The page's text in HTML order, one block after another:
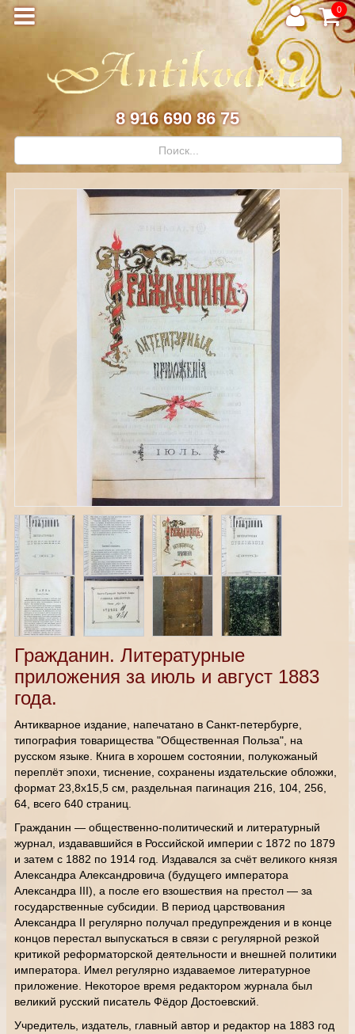
0
8 916 690 86 75
Гражданин. Литературные
приложения за июль и август 1883
года.
Антикварное издание, напечатано в Санкт-петербурге,
типография товарищества "Общественная Польза", на
русском языке. Книга в хорошем состоянии, полукожаный
переплёт эпохи, тиснение, сохранены издательские обложки,
формат 23,8х15,5 см, раздельная пагинация 216, 104, 256,
64, всего 640 страниц.
Гражданин — общественно-политический и литературный
журнал, издававшийся в Российской империи с 1872 по 1879
и затем с 1882 по 1914 год. Издавался за счёт великого князя
Александра Александровича (будущего императора
Александра III), а после его взошествия на престол — за
государственные субсидии. В период царствования
Александра II регулярно получал предупреждения и в конце
концов перестал выпускаться в связи с регулярной резкой
критикой реформаторской деятельности и внешней политики
императора. Имел регулярно издаваемое литературное
приложение. Некоторое время редактором журнала был
великий русский писатель Фёдор Достоевский.
Учредитель, издатель, главный автор и редактор на 1883 год